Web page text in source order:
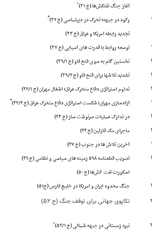
آغاز جنگ نفتکش‌ها (ج ۳۱) *
رکود در جبهه؛ تحرک در دیپلماسی (ج ۳۲) *
تجدید رابطه امریکا و عراق (ج ۳۳)
توسعه روابط با قدرت های آسیایی (ج ۳۷)
نخستین گام به سوی فتح فاو (ج ۳۹/۱)
تشدید تلاشها برای فتح فاو (ج ۳۹/۲)
تداوم استراتژی دفاع متحرک عراق؛ اشغال مهران (ج ۴۲/۱)
آزادسازی مهران؛ شکست استراتژی دفاع متحرک عراق (ج ۴۲/۲) *
در تدارک عملیات سرنوشت ساز (ج ۴۳)
ماجرای مک فارلین (ج ۴۴)
آخرین تلاش ها در جنوب (ج ۴۷)
تصویب قطعنامه ۵۹۸ زمینه های سیاسی و نظامی (ج ۴۹)
اسکورت نفت کش‌ها (ج ۵۰)
جنگ محدود ایران و امریکا در خلیج فارس (ج۵۱)
تکاپوی جهانی برای توقف جنگ (ج ۵۲)
نبرد زمستانی در جبهه شمالی (ج ۵۳/۱) *